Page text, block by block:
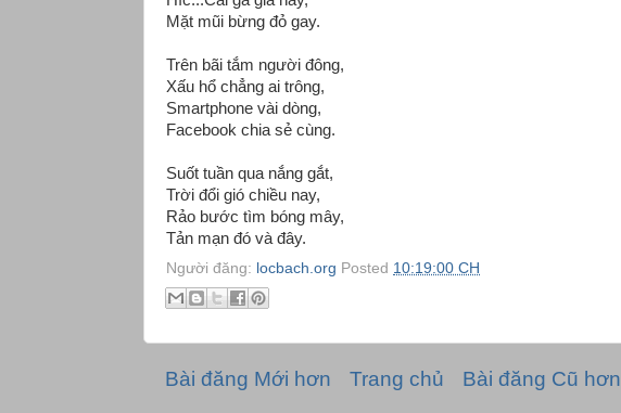
Mặt mũi bừng đỏ gay.
Trên bãi tắm người đông,
Xấu hổ chẳng ai trông,
Smartphone vài dòng,
Facebook chia sẻ cùng.
Suốt tuần qua nắng gắt,
Trời đổi gió chiều nay,
Rảo bước tìm bóng mây,
Tản mạn đó và đây.
Người đăng: locbach.org Posted 10:19:00 CH
Bài đăng Mới hơn Bài đăng Cũ hơn
Trang chủ